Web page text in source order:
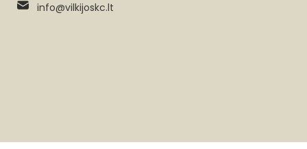
info@vilkijoskc.lt